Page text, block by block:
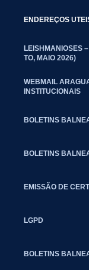
ENDEREÇOS
LEISHMANIOSES
TO, MAIO 2026)
WEBMAIL
INSTITUCIONAIS
BOLETINS
BOLETINS
EMISSÃO DE
LGPD
BOLETINS